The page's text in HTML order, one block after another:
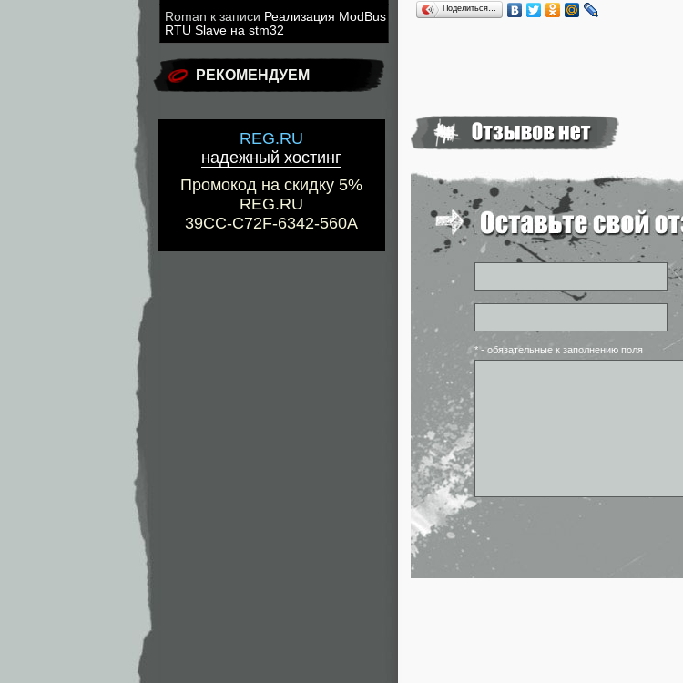
Roman к записи Реализация ModBus
RTU Slave на stm32
РЕКОМЕНДУЕМ
REG.RU
надежный хостинг
Промокод на скидку 5%
REG.RU
39CC-C72F-6342-560A
Поделиться…
* - обязательные к заполнению поля